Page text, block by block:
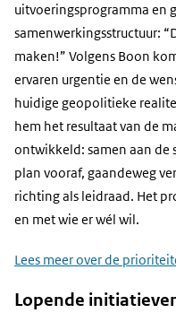
uitvoeringsprogramma en
samenwerkingsstructuur:
maken!” Volgens Boon
ervaren urgentie en de
huidige geopolitieke
hem het resultaat van de
ontwikkeld: samen aan de
plan vooraf, gaandeweg
richting als leidraad. Het
en met wie er wél wil.
Lees meer over de
Lopende